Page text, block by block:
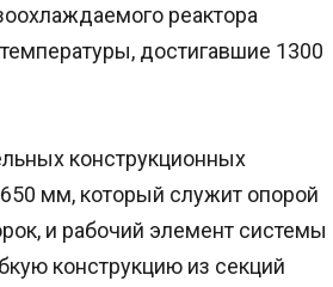
реактора
достигавшие 1300
конструкционных
мм, который служит опорой
и рабочий элемент системы
конструкцию из секций